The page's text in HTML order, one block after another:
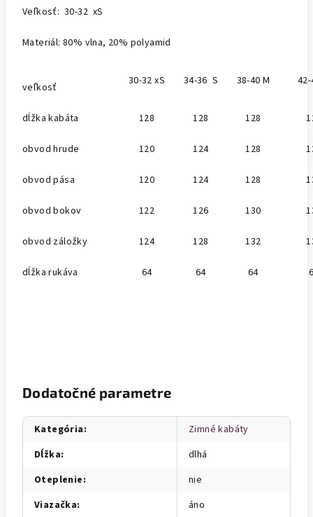
Veľkosť: 30-32 xS
Materiál: 80% vlna, 20% polyamid
veľkosť 30-32 xS 34-36 S 38-40 M
dĺžka kabáta 128 128 128
obvod hrude 120 124 128
obvod pása 120 124 128
obvod bokov 122 126 130
obvod záložky 124 128 132
dĺžka rukáva 64 64 64
Dodatočné parametre
Kategória:
Zimné kabáty
Dĺžka:
dlhá
Oteplenie:
nie
Viazačka:
áno